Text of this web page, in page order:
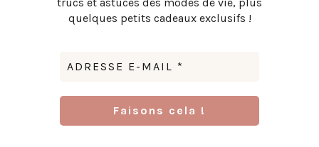
trucs et astuces des modes de vie, plus
quelques petits cadeaux exclusifs !